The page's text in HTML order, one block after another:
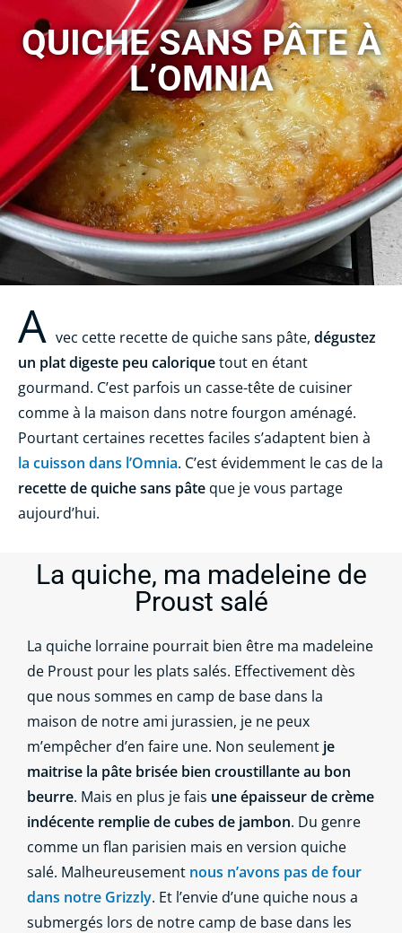
QUICHE SANS PÂTE À
L’OMNIA
A vec cette recette de quiche sans pâte, dégustez
un plat digeste peu caloriquetout en étant
gourmand. C’est parfois un casse-tête de cuisiner
comme à la maison dans notre fourgon aménagé.
Pourtant certaines recettes faciles s’adaptent bien à
la cuisson dans l’Omnia. C’est évidemment le cas de la
recette de quiche sans pâte que je vous partage
aujourd’hui.
La quiche, ma madeleine de
Proust salé
La quiche lorraine pourrait bien être ma madeleine
de Proust pour les plats salés. Effectivement dès
que nous sommes en camp de base dans la
maison de notre ami jurassien, je ne peux
m’empêcher d’en faire une. Non seulement je
maitrise la pâte brisée bien croustillante au bon
beurre. Mais en plus je fais une épaisseur de crème
indécente remplie de cubes de jambon. Du genre
comme un flan parisien mais en version quiche
salé. Malheureusement nous n’avons pas de four
dans notre Grizzly. Et l’envie d’une quiche nous a
submergés lors de notre camp de base dans les